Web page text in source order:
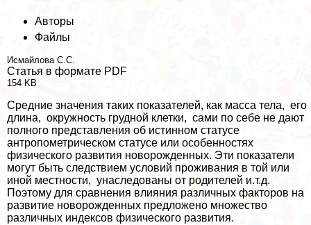
Авторы
Файлы
Исмайлова С.С.
Статья в формате PDF
154 KB
Средние значения таких показателей, как масса тела, его
длина, окружность грудной клетки, сами по себе не дают
полного представления об истинном статусе
антропометрическом статусе или особенностях
физического развития новорожденных. Эти показатели
могут быть следствием условий проживания в той или
иной местности, унаследованы от родителей и.т.д.
Поэтому для сравнения влияния различных факторов на
развитие новорожденных предложено множество
различных индексов физического развития.